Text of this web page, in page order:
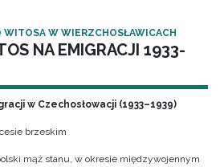
W WIERZCHOSŁAWICACH
NA EMIGRACJI 1933-
w Czechosłowacji (1933–1939)
brzeskim
mąż stanu, w okresie międzywojennym